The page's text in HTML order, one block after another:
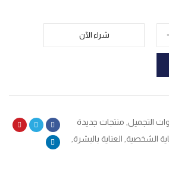
شراء الآن
التجميل منتجات جديدة
الشخصية العناية بالبشرة